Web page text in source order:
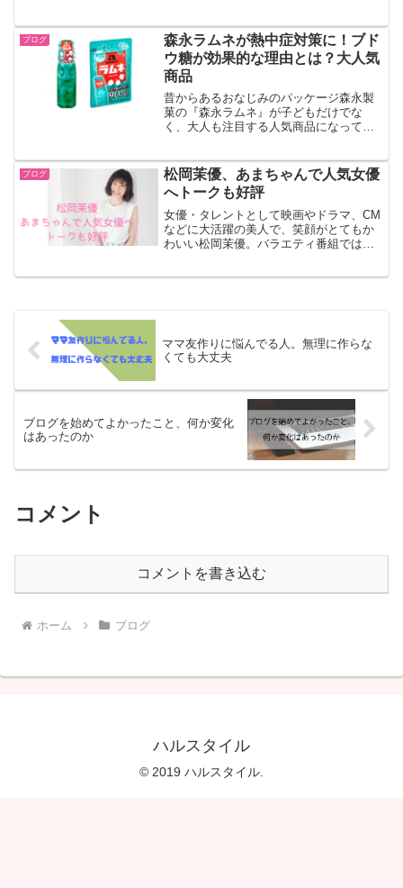
線が水に浸かってしまっています。長野
県の被害の様子などまと...
ブログ
森永ラムネが熱中症対策に！ブド
ウ糖が効果的な理由とは？大人気
商品
昔からあるおなじみのパッケージ森永製
菓の『森永ラムネ』が子どもだけでな
く、大人も注目する人気商品になってい
症対策、二日酔い、眠気、集中など様々
な場面で効果があるようです...
ブログ
松岡茉優、あまちゃんで人気女優
へトークも好評
女優・タレントとして映画やドラマ、CM
などに大活躍の美人で、笑顔がとてもか
わいい松岡茉優。バラエティ番組では話
ママ友作りに悩んでる人。無理に作らな
くても大丈夫
ブログを始めてよかったこと、何か変化
はあったのか
コメント
コメントを書き込む
ホーム ブログ
ハルスタイル
© 2019 ハルスタイル.